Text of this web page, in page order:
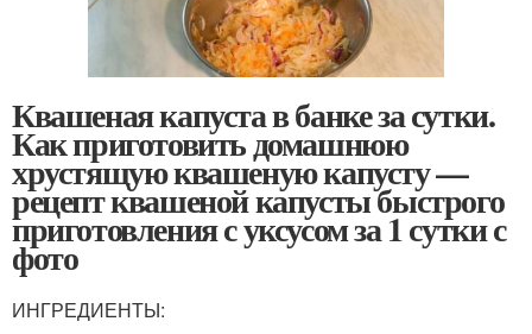
Квашеная капуста в банке за сутки.
Как приготовить домашнюю
хрустящую квашеную капусту —
рецепт квашеной капусты быстрого
приготовления с уксусом за 1 сутки с
фото
ИНГРЕДИЕНТЫ: